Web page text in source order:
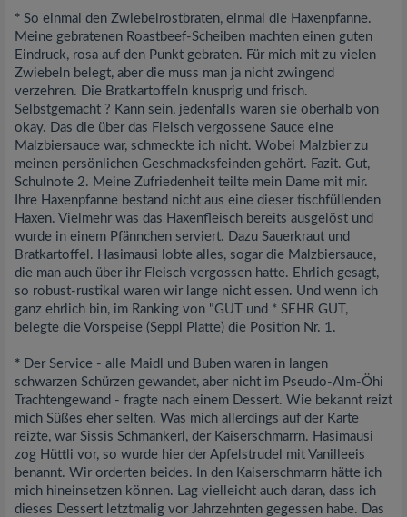
* So einmal den Zwiebelrostbraten, einmal die Haxenpfanne.
Meine gebratenen Roastbeef-Scheiben machten einen guten
Eindruck, rosa auf den Punkt gebraten. Für mich mit zu vielen
Zwiebeln belegt, aber die muss man ja nicht zwingend
verzehren. Die Bratkartoffeln knusprig und frisch.
Selbstgemacht ? Kann sein, jedenfalls waren sie oberhalb von
okay. Das die über das Fleisch vergossene Sauce eine
Malzbiersauce war, schmeckte ich nicht. Wobei Malzbier zu
meinen persönlichen Geschmacksfeinden gehört. Fazit. Gut,
Schulnote 2. Meine Zufriedenheit teilte mein Dame mit mir.
Ihre Haxenpfanne bestand nicht aus eine dieser tischfüllenden
Haxen. Vielmehr was das Haxenfleisch bereits ausgelöst und
wurde in einem Pfännchen serviert. Dazu Sauerkraut und
Bratkartoffel. Hasimausi lobte alles, sogar die Malzbiersauce,
die man auch über ihr Fleisch vergossen hatte. Ehrlich gesagt,
so robust-rustikal waren wir lange nicht essen. Und wenn ich
ganz ehrlich bin, im Ranking von "GUT und * SEHR GUT,
belegte die Vorspeise (Seppl Platte) die Position Nr. 1.
* Der Service - alle Maidl und Buben waren in langen
schwarzen Schürzen gewandet, aber nicht im Pseudo-Alm-Öhi
Trachtengewand - fragte nach einem Dessert. Wie bekannt reizt
mich Süßes eher selten. Was mich allerdings auf der Karte
reizte, war Sissis Schmankerl, der Kaiserschmarrn. Hasimausi
zog Hüttli vor, so wurde hier der Apfelstrudel mit Vanilleeis
benannt. Wir orderten beides. In den Kaiserschmarrn hätte ich
mich hineinsetzen können. Lag vielleicht auch daran, dass ich
dieses Dessert letztmalig vor Jahrzehnten gegessen habe. Das